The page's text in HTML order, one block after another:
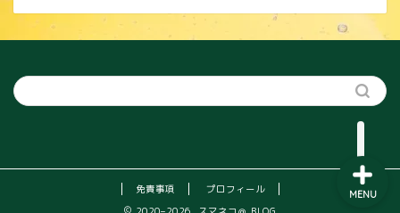
免責事項
プロフィール
MENU
YouTube